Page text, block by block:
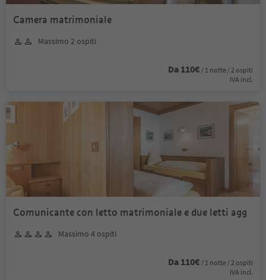
Camera matrimoniale
Massimo 2 ospiti
Da 110€ / 1 notte / 2 ospiti
IVA incl.
Comunicante con letto matrimoniale e due letti agg
Massimo 4 ospiti
Da 110€ / 1 notte / 2 ospiti
IVA incl.